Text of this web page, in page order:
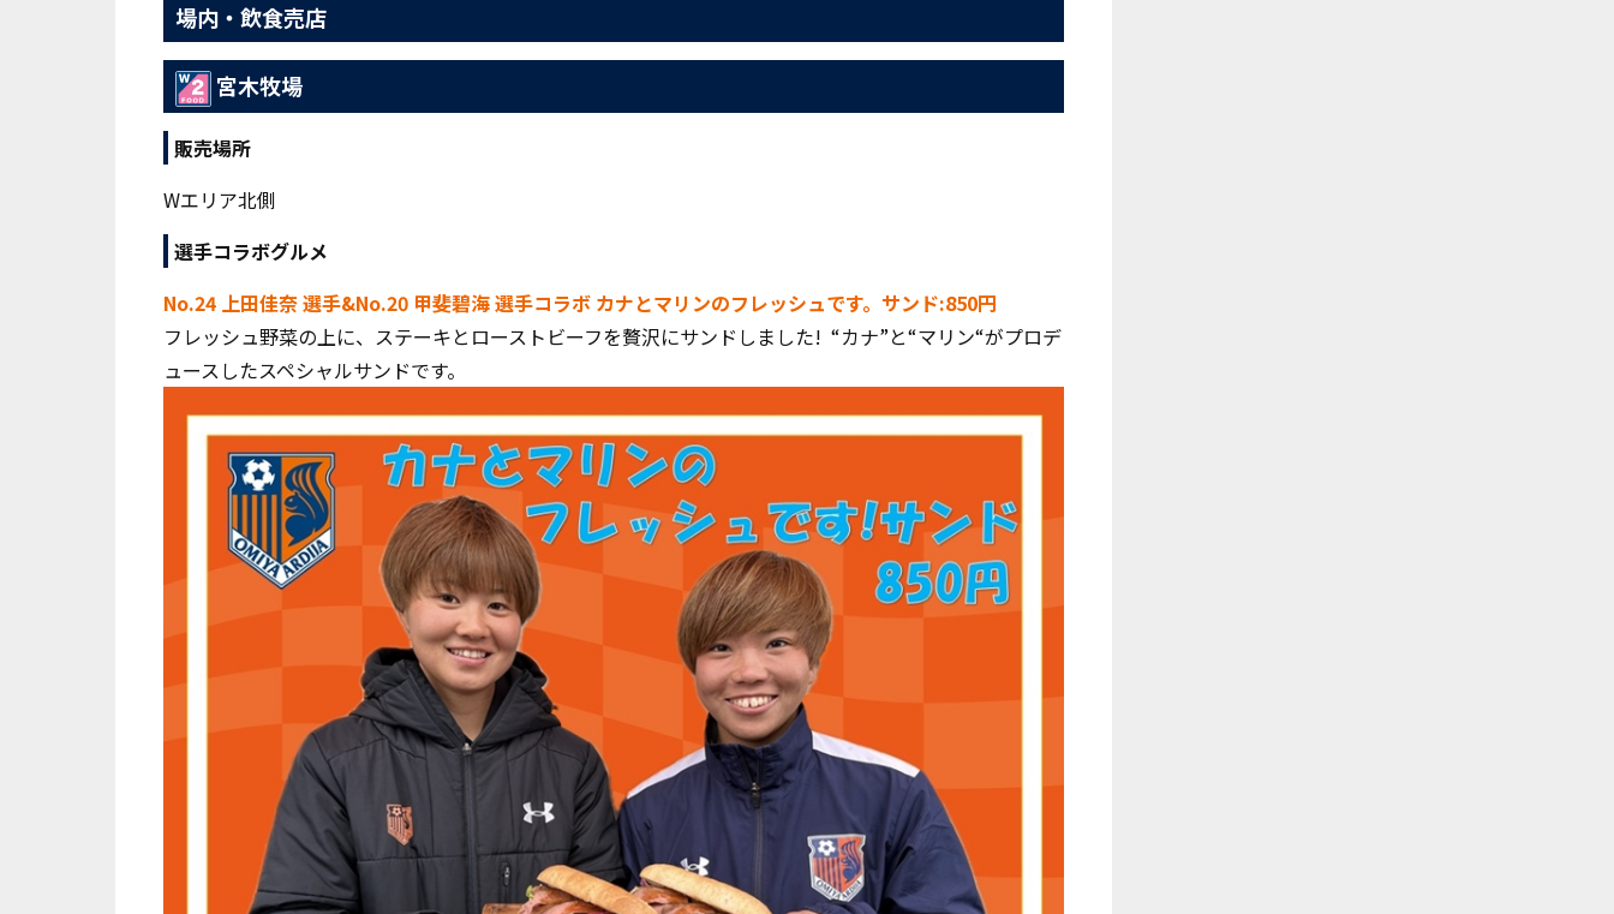
場内・飲食売店
宮木牧場
販売場所
Wエリア北側
選手コラボグルメ
No.24 上田佳奈 選手&No.20 甲斐碧海 選手コラボ カナとマリンのフレッシュです。サンド:850円
フレッシュ野菜の上に、ステーキとローストビーフを贅沢にサンドしました! “カナ”と“マリン“がプロデ
ュースしたスペシャルサンドです。